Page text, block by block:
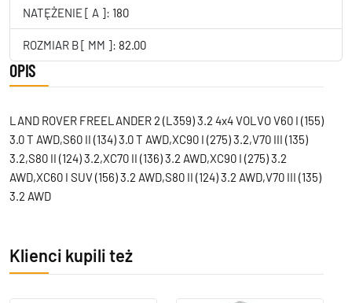
NATĘŻENIE [ A ]: 180
ROZMIAR B [ MM ]: 82.00
OPIS
LAND ROVER FREELANDER 2 (L359) 3.2 4x4 VOLVO V60 I (155)
3.0 T AWD,S60 II (134) 3.0 T AWD,XC90 I (275) 3.2,V70 III (135)
3.2,S80 II (124) 3.2,XC70 II (136) 3.2 AWD,XC90 I (275) 3.2
AWD,XC60 I SUV (156) 3.2 AWD,S80 II (124) 3.2 AWD,V70 III (135)
3.2 AWD
Klienci kupili też